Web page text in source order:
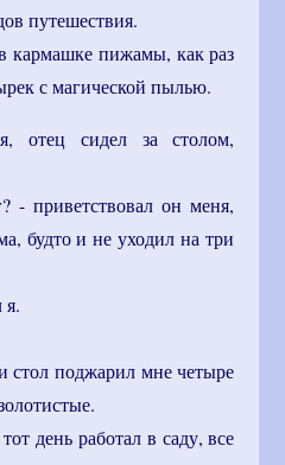
путешествия.
кармашке пижамы, как раз
с магической пылью.
отец сидел за столом,
- приветствовал он меня,
будто и не уходил на три
я.
поджарил мне четыре
день работал в саду, все